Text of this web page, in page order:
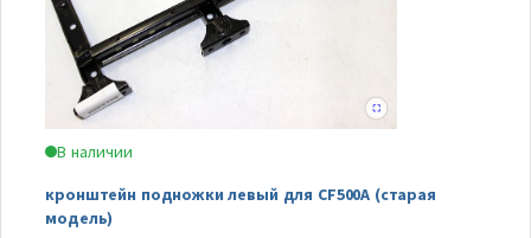
В наличии
кронштейн подножки левый для CF500A (старая
модель)